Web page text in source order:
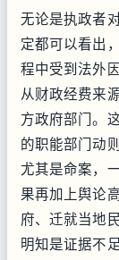
无论是执政者
定都可以看出
程中受到法外
从财政经费来
方政府部门。
的职能部门动
尤其是命案，
果再加上舆论
府、迁就当地
明知是证据不